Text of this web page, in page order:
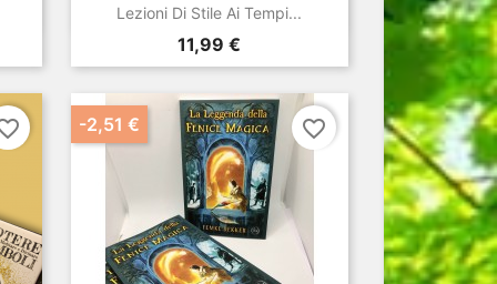
Lezioni Di Stile Ai Tempi...
Prezzo
11,99 €
Anteprima
-2,51 € favorite_border